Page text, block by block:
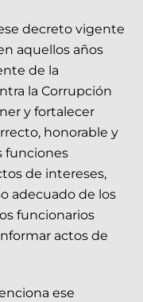
decreto vigente
aquellos años
de la
la Corrupción
y fortalecer
honorable y
funciones
de intereses,
adecuado de los
funcionarios
actos de
ese